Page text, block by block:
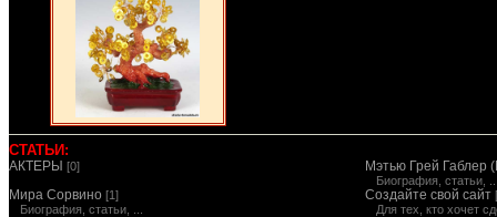
СТАТЬИ:
АКТЕРЫ [0] Мэтью Грей Габлер
Биография, статьи,
Мира Сорвино [1]
Биография, статьи, ...
Создайте свой сайт
Для тех, кто хочет